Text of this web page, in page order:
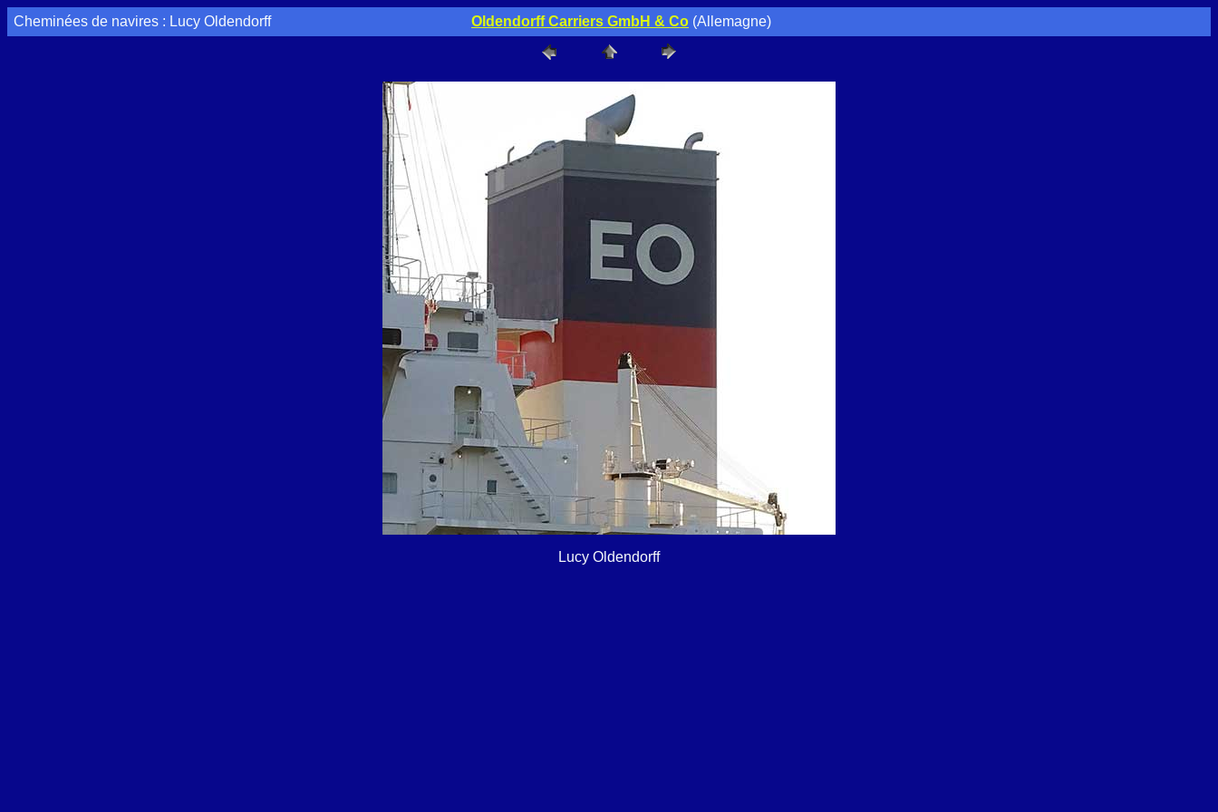
Cheminées de navires : Lucy Oldendorff Oldendorff Carriers GmbH & Co (Allemagne)
Lucy Oldendorff